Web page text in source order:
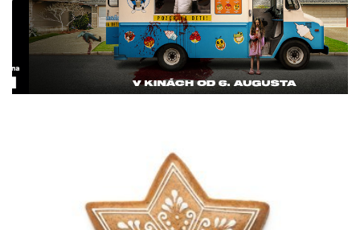
Previous Next